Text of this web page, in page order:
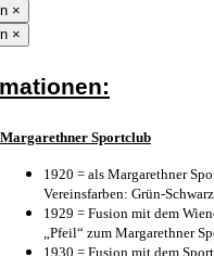
×
×
Margarethner Sportclub
1920 = als Margarethner
Vereinsfarben: Grün-
1929 = Fusion mit dem
„Pfeil“ zum Margarethner
1930 = Fusion mit dem